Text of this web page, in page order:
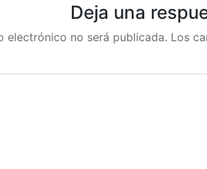
Deja una
electrónico no será publicada. Los